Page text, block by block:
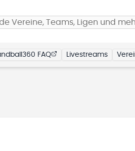
Vereine, Teams, Ligen und
FAQ Livestreams